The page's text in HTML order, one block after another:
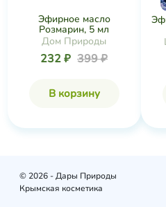
Эфирное масло
Розмарин, 5 мл
Дом Природы
232 ₽ 399 ₽
В корзину
© 2026 - Дары Природы
Крымская косметика